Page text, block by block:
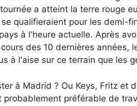
a atteint la terre rouge
qualifieraient pour les demi-
à l'heure actuelle. Après
des 10 dernières années,
à l'aise sur ce terrain que les
à Madrid ? Ou Keys, Fritz et
probablement préférable de